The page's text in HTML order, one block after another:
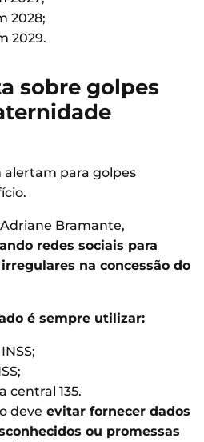
2028;
2029.
sobre golpes
alertam para golpes
Bramante,
redes sociais para
na concessão do
é sempre utilizar:
central 135.
deve evitar fornecer dados
ou promessas